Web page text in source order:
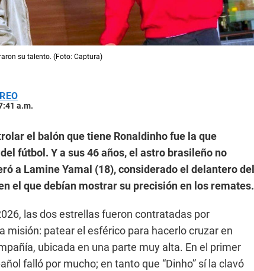
su talento. (Foto: Captura)
a.m.
el balón que tiene Ronaldinho fue la que
fútbol. Y a sus 46 años, el astro brasileño no
a Lamine Yamal (18), considerado el delantero del
el que debían mostrar su precisión en los remates.
las dos estrellas fueron contratadas por
misión: patear el esférico para hacerlo cruzar en
ubicada en una parte muy alta. En el primer
falló por mucho; en tanto que “Dinho” sí la clavó